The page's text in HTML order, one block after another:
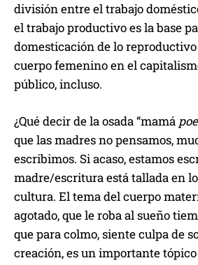
división entre el trabajo
el trabajo productivo es la base
domesticación de lo
cuerpo femenino en el
público, incluso.
¿Qué decir de la osada “mamá
que las madres no pensamos,
escribimos. Si acaso, estamos
madre/escritura está tallada en
cultura. El tema del cuerpo
agotado, que le roba al sueño
que para colmo, siente culpa de
creación, es un importante